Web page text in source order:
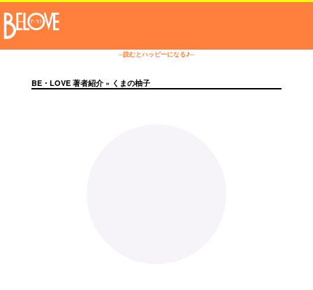
─読むとハッピーになる♪─
BE・LOVE 著者紹介» くまの柚子